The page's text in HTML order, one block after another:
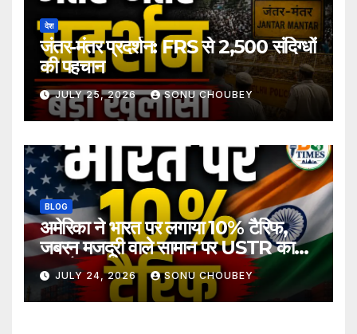
देश
जंतर-मंतर प्रदर्शन: FRS से 2,500 संदिग्धों
की पहचान
JULY 25, 2026 SONU CHOUBEY
BLOG
अमेरिका ने भारत पर लगाया 10% टैरिफ,
जबरन मजदूरी वाले सामान पर USTR का
बड़ा फैसला
JULY 24, 2026 SONU CHOUBEY